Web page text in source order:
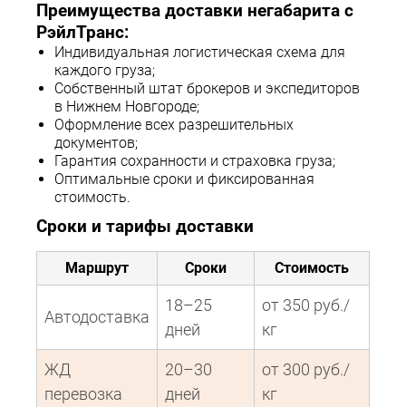
Преимущества доставки негабарита с
РэйлТранс:
Индивидуальная логистическая схема для
каждого груза;
Собственный штат брокеров и экспедиторов
в Нижнем Новгороде;
Оформление всех разрешительных
документов;
Гарантия сохранности и страховка груза;
Оптимальные сроки и фиксированная
стоимость.
Сроки и тарифы доставки
Маршрут Сроки Стоимость
Автодоставка
18–25
дней
от 350 руб./
кг
ЖД
перевозка
20–30
дней
от 300 руб./
кг